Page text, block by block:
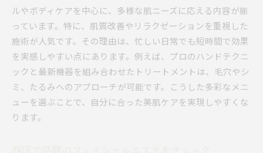
ルやボディケアを中心に、多様な肌ニーズに応える内容が揃
っています。特に、肌質改善やリラクゼーションを重視した
施術が人気です。その理由は、忙しい日常でも短時間で効果
を実感しやすい点にあります。例えば、プロのハンドテクニ
ックと最新機器を組み合わせたトリートメントは、毛穴やシ
ミ、たるみへのアプローチが可能です。こうした多彩なメニ
ューを選ぶことで、自分に合った美肌ケアを実現しやすくな
ります。